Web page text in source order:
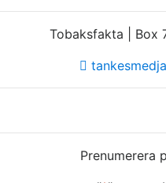
Tobaksfakta | Box
Prenumerera